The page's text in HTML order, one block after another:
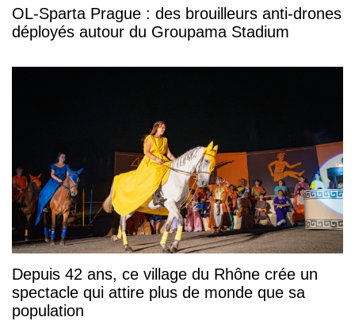
OL-Sparta Prague : des brouilleurs anti-drones
déployés autour du Groupama Stadium
Depuis 42 ans, ce village du Rhône crée un
spectacle qui attire plus de monde que sa
population